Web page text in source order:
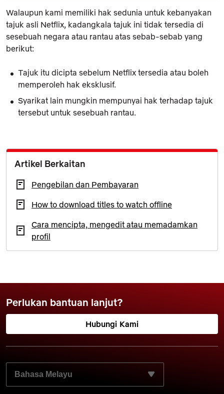
Walaupun kami memiliki hak sedunia untuk kebanyakan
tajuk asli Netflix, kadangkala tajuk ini tidak tersedia di
sesebuah negara atau rantau atas sebab-sebab yang
berikut:
Tajuk itu dicipta sebelum Netflix tersedia atau boleh
memperoleh hak eksklusif.
Syarikat lain mungkin mempunyai hak terhadap tajuk
tersebut untuk sesebuah rantau.
Artikel Berkaitan
Pengebilan dan Pembayaran
How to download titles to watch offline
Cara mencipta, mengedit atau memadamkan
profil
Perlukan bantuan lanjut?
Hubungi Kami
PILIH BAHASA PILIHAN ANDA: